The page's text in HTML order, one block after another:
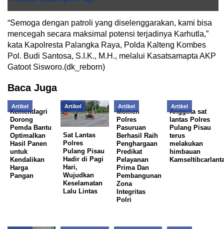
“Semoga dengan patroli yang diselenggarakan, kami bisa
mencegah secara maksimal potensi terjadinya Karhutla,”
kata Kapolresta Palangka Raya, Polda Kalteng Kombes
Pol. Budi Santosa, S.I.K., M.H., melalui Kasatsamapta AKP
Gatoot Sisworo.(dk_reborn)
Baca Juga
Artikel
Kemendagri
Dorong
Pemda Bantu
Optimalkan
Hasil Panen
untuk
Kendalikan
Harga
Pangan
Artikel
Sat Lantas
Polres
Pulang Pisau
Hadir di Pagi
Hari,
Wujudkan
Keselamatan
Lalu Lintas
Artikel
Momen
Polres
Pasuruan
Berhasil Raih
Penghargaan
Predikat
Pelayanan
Prima Dan
Pembangunan
Zona
Integritas
Polri
Artikel
Anggota sat
lantas Polres
Pulang Pisau
terus
melakukan
himbauan